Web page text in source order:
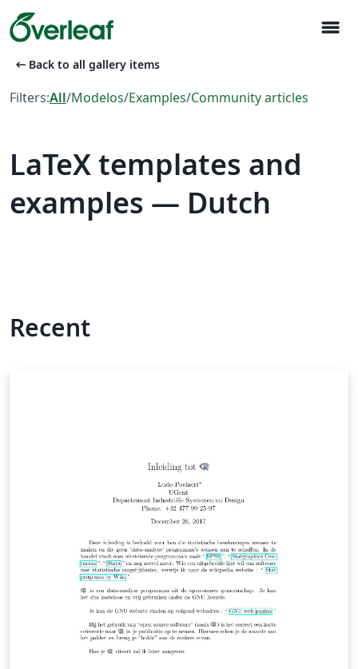
menu
arrow_left_alt Back to all gallery items
Filters:All/Modelos/Examples/Community articles
LaTeX templates and
examples — Dutch
Recent